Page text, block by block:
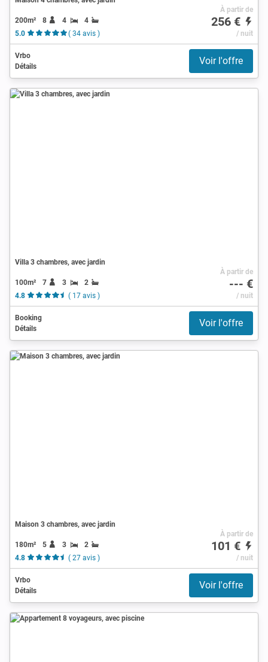
200m² 8 4
4
5.0
( 34 avis )
À partir de
256 €
/ nuit
Vrbo
Détails
Voir l'offre
Villa 3 chambres, avec jardin
100m² 7 3
2
4.8
( 17 avis )
À partir de
--- €
/ nuit
Booking
Détails
Voir l'offre
Maison 3 chambres, avec jardin
180m² 5 3
2
4.8
( 27 avis )
À partir de
101 €
/ nuit
Vrbo
Détails
Voir l'offre